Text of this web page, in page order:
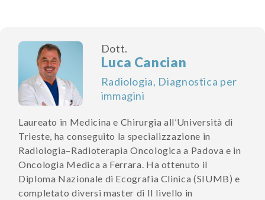
Dott.
Luca Cancian
Radiologia, Diagnostica per
immagini
Laureato in Medicina e Chirurgia all’Università di
Trieste, ha conseguito la specializzazione in
Radiologia–Radioterapia Oncologica a Padova e in
Oncologia Medica a Ferrara. Ha ottenuto il
Diploma Nazionale di Ecografia Clinica (SIUMB) e
completato diversi master di II livello in